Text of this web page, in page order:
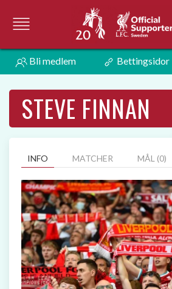
Bli medlem Bettingsidor
STEVE FINNAN
INFO MATCHER MÅL (0)